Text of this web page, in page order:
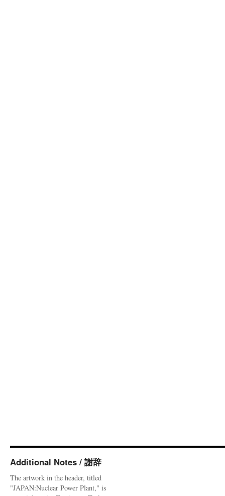
Additional Notes / 謝辞
The artwork in the header, titled
"JAPAN:Nuclear Power Plant," is